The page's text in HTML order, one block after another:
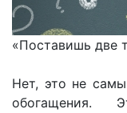
«Поставишь две
Нет, это не
обогащения.